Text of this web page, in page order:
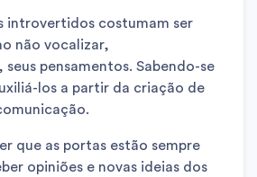
introvertidos costumam ser
não vocalizar,
pensamentos. Sabendo-se
los a partir da criação de
que as portas estão sempre
opiniões e novas ideias dos